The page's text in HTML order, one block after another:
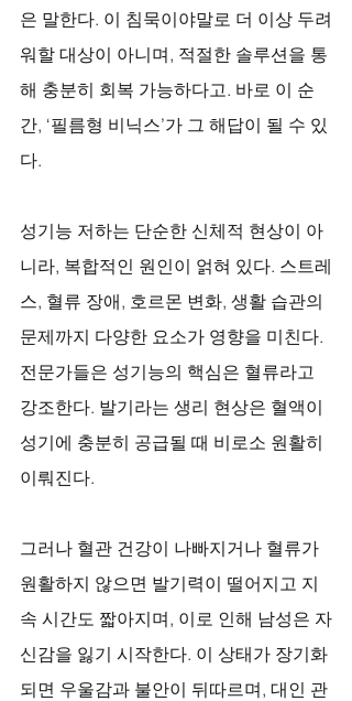
은 말한다. 이 침묵이야말로 더 이상 두려
워할 대상이 아니며, 적절한 솔루션을 통
해 충분히 회복 가능하다고. 바로 이 순
간, ‘필름형 비닉스’가 그 해답이 될 수 있
다.
성기능 저하는 단순한 신체적 현상이 아
니라, 복합적인 원인이 얽혀 있다. 스트레
스, 혈류 장애, 호르몬 변화, 생활 습관의
문제까지 다양한 요소가 영향을 미친다.
전문가들은 성기능의 핵심은 혈류라고
강조한다. 발기라는 생리 현상은 혈액이
성기에 충분히 공급될 때 비로소 원활히
이뤄진다.
그러나 혈관 건강이 나빠지거나 혈류가
원활하지 않으면 발기력이 떨어지고 지
속 시간도 짧아지며, 이로 인해 남성은 자
신감을 잃기 시작한다. 이 상태가 장기화
되면 우울감과 불안이 뒤따르며, 대인 관